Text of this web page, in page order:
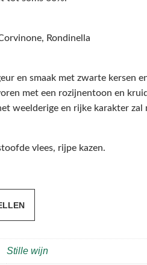
Rondinella
en smaak met zwarte kersen
met een rozijnentoon en
weelderige en rijke karakter
vlees, rijpe kazen.
Stille wijn